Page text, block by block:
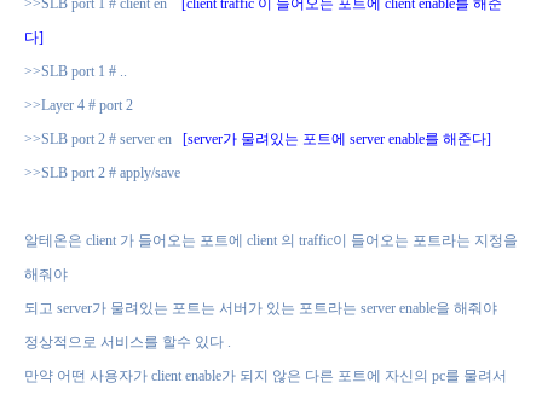
>>SLB port 1 # client en [client traffic 이 들어오는 포트에 client enable를 해준
다]
>>SLB port 1 # ..
>>Layer 4 # port 2
>>SLB port 2 # server en
[server가 물려있는 포트에 server enable를 해준다]
>>SLB port 2 # apply/save
알테온은 client 가 들어오는 포트에 client 의 traffic이 들어오는 포트라는 지정을
해줘야
되고 server가 물려있는 포트는 서버가 있는 포트라는 server enable을 해줘야
정상적으로 서비스를 할수 있다 .
만약 어떤 사용자가 client enable가 되지 않은 다른 포트에 자신의 pc를 물려서